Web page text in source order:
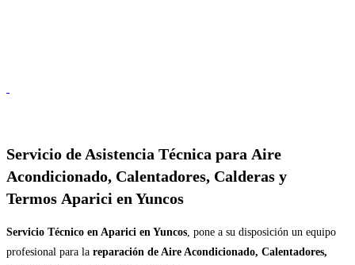
Servicio de Asistencia Técnica para Aire
Acondicionado, Calentadores, Calderas y
Termos Aparici en Yuncos
Servicio Técnico en Aparici en Yuncos, pone a su disposición un equipo
profesional para la reparación de Aire Acondicionado, Calentadores,